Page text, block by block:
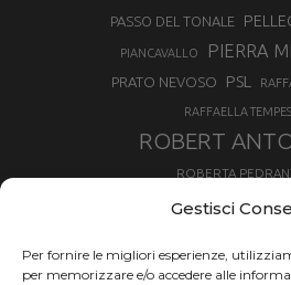
Gestisci
Per fornire le migliori esperienze,
per memorizzare e/o accedere alle
PASSO DEL TONALE
PIANCAVALLO PIERRA
PRATO NEVOSO PSL
RAFFAELLA
ROBERT
ROBERTA
ROLAND
SIMONE DEROMEDIS